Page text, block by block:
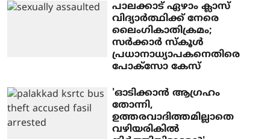
പാലക്കാട് ഏഴാം ക്ലാസ്
വിദ്യാർത്ഥിക്ക് നേരെ
ലൈംഗികാതിക്രമം;
സർക്കാർ സ്കൂൾ
പ്രധാനാധ്യാപകനെതിരെ
പോക്സോ കേസ്
'ഓടിക്കാന്‍ ആഗ്രഹം
തോന്നി,
ഉത്തരവാദിത്തമില്ലാതെ
വഴിയരികില്‍